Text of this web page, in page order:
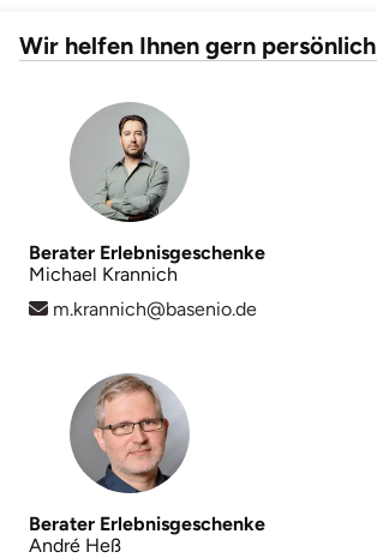
Wir helfen Ihnen gern persönlich
Berater Erlebnisgeschenke
Michael Krannich
m.krannich@basenio.de
Berater Erlebnisgeschenke
André Heß
Ludwigslust-Parchim
Lübeck
Lüchow-Dannenberg
Lüneburg
Main-Kinzig-Kreis
Mannheim